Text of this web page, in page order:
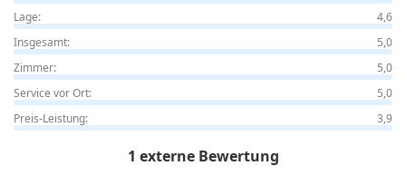
Lage:
4,6
Insgesamt:
5,0
Zimmer:
5,0
Service vor Ort:
5,0
Preis-Leistung:
3,9
1 externe Bewertung